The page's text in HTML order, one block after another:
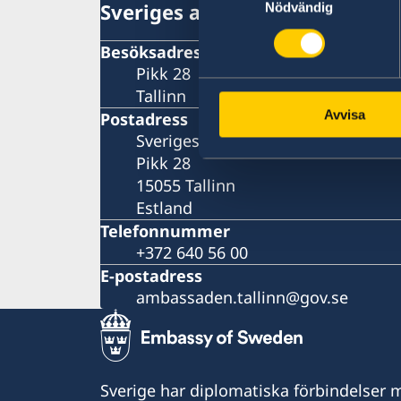
Nödvändig
Avvisa
Sveriges ambassad i Tallinn
Besöksadress
Pikk 28
Tallinn
Postadress
Sveriges ambassad
Pikk 28
15055 Tallinn
Estland
Telefonnummer
+372 640 56 00
E-postadress
ambassaden.tallinn@gov.se
Sverige har diplomatiska förbindelser